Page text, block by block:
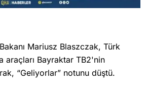
Mariusz Blaszczak, Türk
araçları Bayraktar TB2'nin
“Geliyorlar” notunu düştü.